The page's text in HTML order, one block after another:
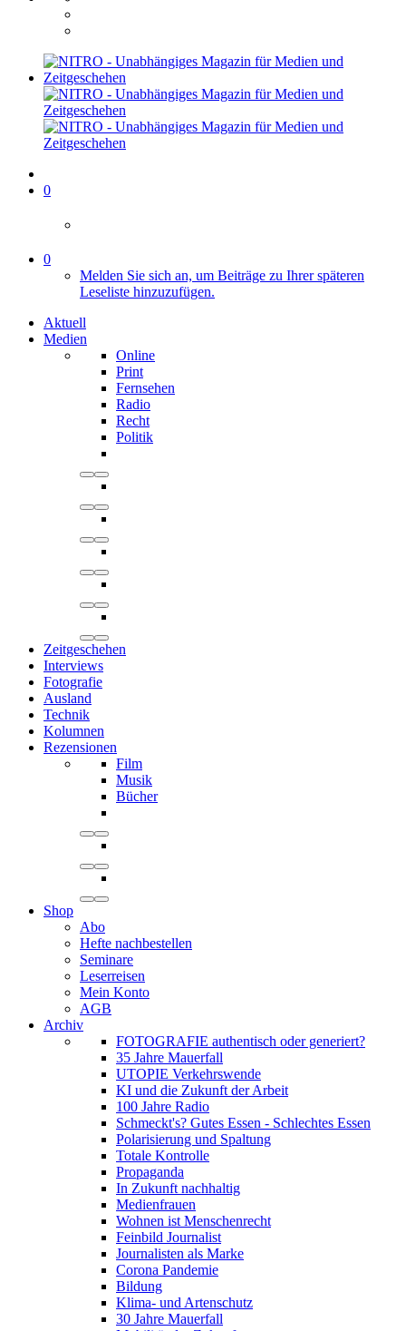
0
0
Melden Sie sich an, um Beiträge zu Ihrer späteren
Leseliste hinzuzufügen.
Aktuell
Medien
Online
Print
Fernsehen
Radio
Recht
Politik
Zeitgeschehen
Interviews
Fotografie
Ausland
Technik
Kolumnen
Rezensionen
Film
Musik
Bücher
Shop
Abo
Hefte nachbestellen
Seminare
Leserreisen
Mein Konto
AGB
Archiv
FOTOGRAFIE authentisch oder generiert?
35 Jahre Mauerfall
UTOPIE Verkehrswende
KI und die Zukunft der Arbeit
100 Jahre Radio
Schmeckt's? Gutes Essen - Schlechtes Essen
Polarisierung und Spaltung
Totale Kontrolle
Propaganda
In Zukunft nachhaltig
Medienfrauen
Wohnen ist Menschenrecht
Feinbild Journalist
Journalisten als Marke
Corona Pandemie
Bildung
Klima- und Artenschutz
30 Jahre Mauerfall